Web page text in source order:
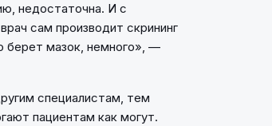
недостаточна. И с
сам производит скрининг
берет мазок, немного», —
специалистам, тем
пациентам как могут.